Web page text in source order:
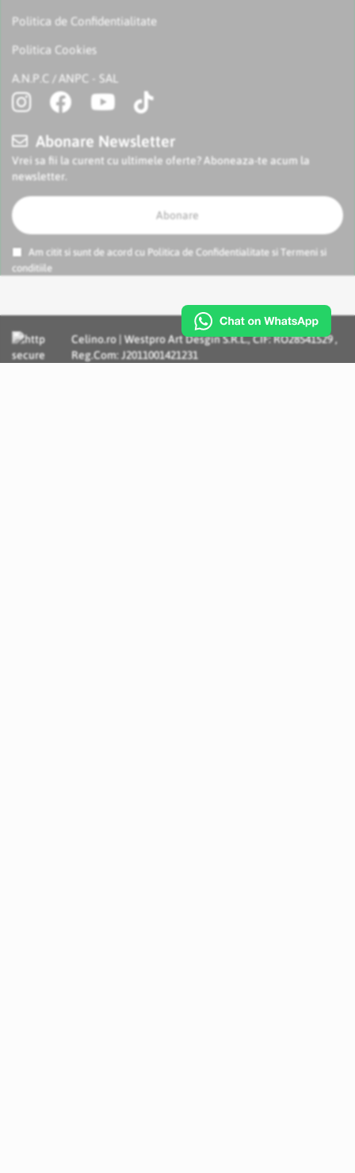
Politica de Confidentialitate
Politica Cookies
A.N.P.C / ANPC - SAL
Abonare Newsletter
Vrei sa fii la curent cu ultimele oferte? Aboneaza-te acum la
newsletter.
Abonare
Am citit si sunt de acord cu Politica de Confidentialitate si
Termeni si
conditiile
Celino.ro | Westpro Art Desgin S.R.L., CIF: RO28541529 ,
Reg.Com: J2011001421231